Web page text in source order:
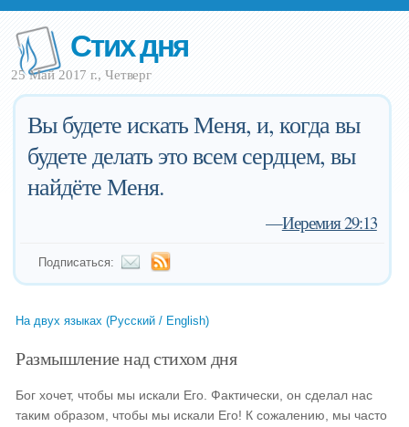
Стих дня
25 Май 2017 г., Четверг
Вы будете искать Меня, и, когда вы
будете делать это всем сердцем, вы
найдёте Меня.
—Иеремия 29:13
Подписаться:
На двух языках (Русский / English)
Размышление над стихом дня
Бог хочет, чтобы мы искали Его. Фактически, он сделал нас
таким образом, чтобы мы искали Его! К сожалению, мы часто